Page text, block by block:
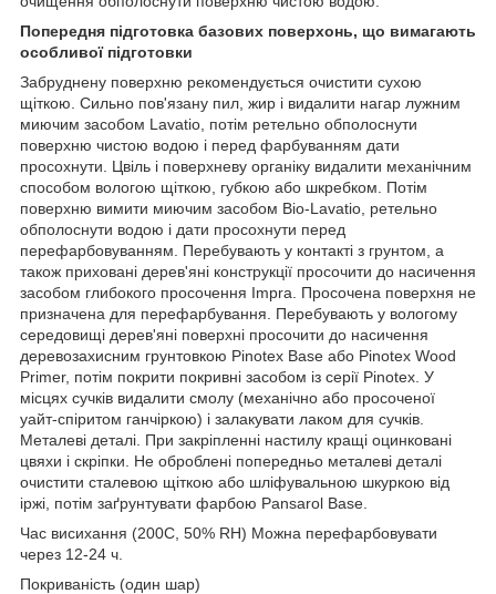
Попередня підготовка базових поверхонь, що вимагають
особливої підготовки
Забруднену поверхню рекомендується очистити сухою
щіткою. Сильно пов'язану пил, жир і видалити нагар лужним
миючим засобом Lavatio, потім ретельно обполоснути
поверхню чистою водою і перед фарбуванням дати
просохнути. Цвіль і поверхневу органіку видалити механічним
способом вологою щіткою, губкою або шкребком. Потім
поверхню вимити миючим засобом Bio-Lavatio, ретельно
обполоснути водою і дати просохнути перед
перефарбовуванням. Перебувають у контакті з грунтом, а
також приховані дерев'яні конструкції просочити до насичення
засобом глибокого просочення Impra. Просочена поверхня не
призначена для перефарбування. Перебувають у вологому
середовищі дерев'яні поверхні просочити до насичення
деревозахисним грунтовкою Pinotex Base або Pinotex Wood
Primer, потім покрити покривні засобом із серії Pinotex. У
місцях сучків видалити смолу (механічно або просоченої
уайт-спіритом ганчіркою) і залакувати лаком для сучків.
Металеві деталі. При закріпленні настилу кращі оцинковані
цвяхи і скріпки. Не оброблені попередньо металеві деталі
очистити сталевою щіткою або шліфувальною шкуркою від
іржі, потім заґрунтувати фарбою Pansarol Base.
Час висихання (200C, 50% RH) Можна перефарбовувати
через 12-24 ч.
Покриваність (один шар)